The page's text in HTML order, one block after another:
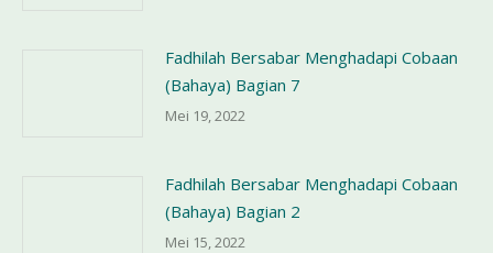
Fadhilah Bersabar Menghadapi Cobaan
(Bahaya) Bagian 7
Mei 19, 2022
Fadhilah Bersabar Menghadapi Cobaan
(Bahaya) Bagian 2
Mei 15, 2022